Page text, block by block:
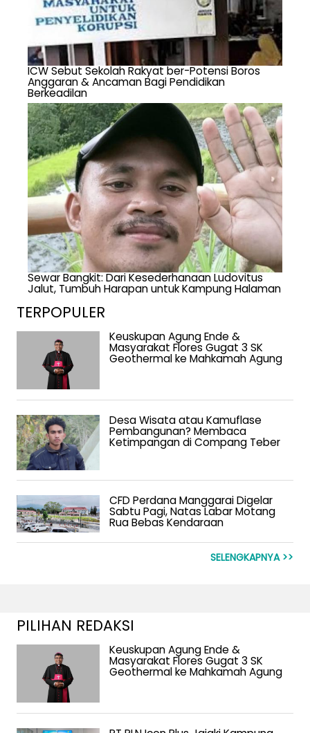
ICW Sebut Sekolah Rakyat ber-Potensi Boros
Anggaran & Ancaman Bagi Pendidikan
Berkeadilan
Sewar Bangkit: Dari Kesederhanaan Ludovitus
Jalut, Tumbuh Harapan untuk Kampung Halaman
TERPOPULER
Keuskupan Agung Ende &
Masyarakat Flores Gugat 3 SK
Geothermal ke Mahkamah Agung
Desa Wisata atau Kamuflase
Pembangunan? Membaca
Ketimpangan di Compang Teber
CFD Perdana Manggarai Digelar
Sabtu Pagi, Natas Labar Motang
Rua Bebas Kendaraan
SELENGKAPNYA >>
PILIHAN REDAKSI
Keuskupan Agung Ende &
Masyarakat Flores Gugat 3 SK
Geothermal ke Mahkamah Agung